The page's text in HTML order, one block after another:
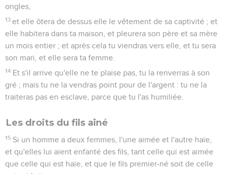
ongles,
13 et elle ôtera de dessus elle le vêtement de sa captivité ; et
elle habitera dans ta maison, et pleurera son père et sa mère
un mois entier ; et après cela tu viendras vers elle, et tu sera
son mari, et elle sera ta femme.
14 Et s'il arrive qu'elle ne te plaise pas, tu la renverras à son
gré ; mais tu ne la vendras point pour de l'argent : tu ne la
traiteras pas en esclave, parce que tu l'as humiliée.
Les droits du fils aîné
15 Si un homme a deux femmes, l'une aimée et l'autre haïe,
et qu'elles lui aient enfanté des fils, tant celle qui est aimée
que celle qui est haïe, et que le fils premier-né soit de celle